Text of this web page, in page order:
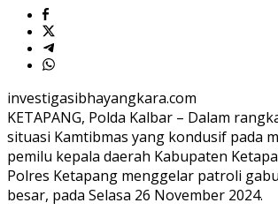
investigasibhayangkara.com
KETAPANG, Polda Kalbar – Dalam
situasi Kamtibmas yang kondusif pada
pemilu kepala daerah Kabupaten
Polres Ketapang menggelar patroli
besar, pada Selasa 26 November 2024.